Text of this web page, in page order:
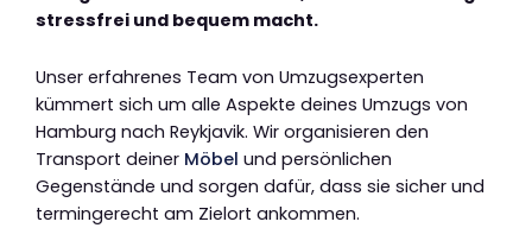
stressfrei und bequem macht.
Unser erfahrenes Team von Umzugsexperten
kümmert sich um alle Aspekte deines Umzugs von
Hamburg nach Reykjavik. Wir organisieren den
Transport deiner Möbel und persönlichen
Gegenstände und sorgen dafür, dass sie sicher und
termingerecht am Zielort ankommen.